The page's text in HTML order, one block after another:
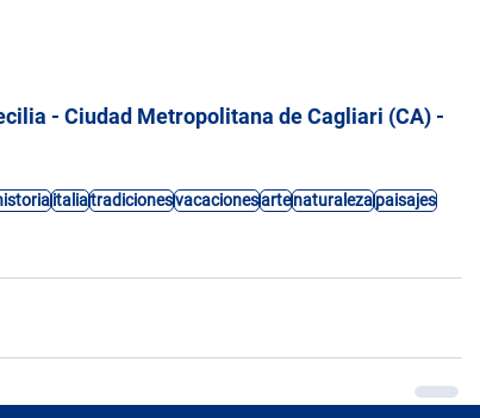
- Ciudad Metropolitana de Cagliari (CA) -
italiatradicionesvacacionesartenaturalezapaisajes